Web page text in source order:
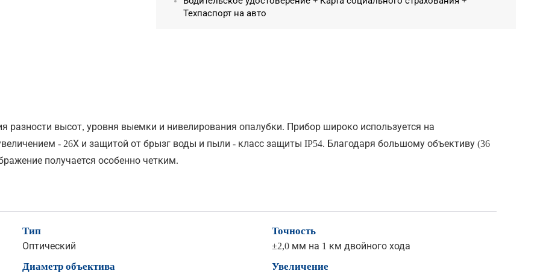
Техпаспорт на авто
разности высот, уровня выемки и нивелирования опалубки. Прибор широко используется на
- 26Х и защитой от брызг воды и пыли - класс защиты IP54. Благодаря большому объективу (36
получается особенно четким.
Тип
Оптический
Точность
±2,0 мм на 1 км двойного хода
Диаметр объектива Увеличение